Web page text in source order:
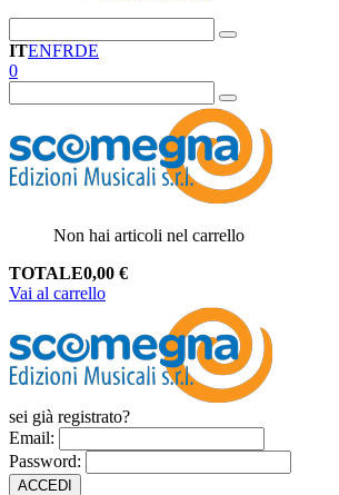
ITENFRDE
0
Non hai articoli nel carrello
TOTALE0,00 €
Vai al carrello
sei già registrato?
Email:
Password:
ACCEDI